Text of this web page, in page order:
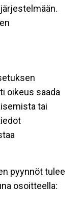
oikeus saada
tai
pyynnöt tulee
osoitteella: